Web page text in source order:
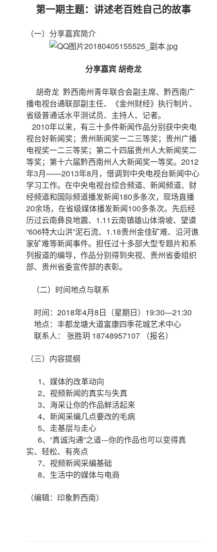
第一期主题：讲述老百姓自己的故事
（一）分享嘉宾简介
分享嘉宾 胡奇龙
胡奇龙 黔西南州青年联合会副主席、黔西南广
播电视台通联部副主任、《金州财经》执行制片、
省级普通话水平测试员、主持人、记者。
2010年以来，有三十多件新闻作品分别获中央电
视台好新闻奖；贵州新闻奖一二三等奖；贵州广播
电视奖一二三等奖；第二十四届贵州人大新闻奖二
等奖；第十六届黔西南州人大新闻奖一等奖。2012
年3月——2013年8月，借调到中央电视台新闻中心
学习工作。在中央电视台综合频道、新闻频道、财
经频道和国际频道播发新闻180多条次，现场直播
20余场，在省级媒体播发新闻100多条次。先后经
历过云南彝良地震、1.11云南镇雄山体滑坡、望谟
“606特大山洪”泥石流、1.18贵州金佳矿难、沿河谯
家矿难等新闻事件。担任过十多部大型专题片和系
列报道的编导，作品分别得到央视、贵州省委组织
部、贵州省委宣传部的表彰。
（二）时间地点与联系
时间：2018年4月8日（星期日）19:30—21:30
地点：丰都龙塘大道富康四季花城艺术中心
联系人： 张胜玥 18748957107 （报名）
（三）内容提纲
1、媒体的改革动向
2、视频新闻的真实与失真
3、海采让你的作品鲜活起来
4、新闻采编几点要改的毛病
5、走基层与走心
6、“真诚沟通”之道---你的作品也可以变得真
实、轻松、有亮点
7、视频新闻采编基础
8、生活中的媒体与电商
（编辑：印象黔西南）